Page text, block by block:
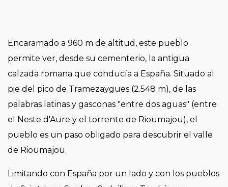
Encaramado a 960 m de altitud, este pueblo
permite ver, desde su cementerio, la antigua
calzada romana que conducía a España. Situado al
pie del pico de Tramezaygues (2.548 m), de las
palabras latinas y gasconas "entre dos aguas" (entre
el Neste d'Aure y el torrente de Rioumajou), el
pueblo es un paso obligado para descubrir el valle
de Rioumajou.
Limitando con España por un lado y con los pueblos